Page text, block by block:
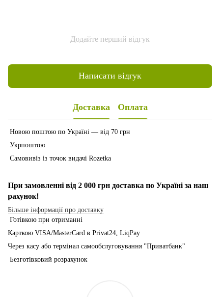
Додайте перший відгук
Написати відгук
Доставка Оплата
Новою поштою по Україні — від 70 грн
Укрпоштою
Самовивіз із точок видачі Rozetka
При замовленні від 2 000 грн доставка по Україні за наш
рахунок!
Більше інформації про доставку
Готівкою при отриманні
Карткою VISA/MasterCard в Рrivat24, LiqPay
Через касу або термінал самообслуговування "Приватбанк"
Безготівковий розрахунок